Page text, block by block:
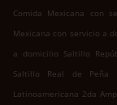
Comida Mexicana con
Mexicana con servicio a
a domicilio Saltillo
Saltillo Real de Peña
Latinoamericana 2da